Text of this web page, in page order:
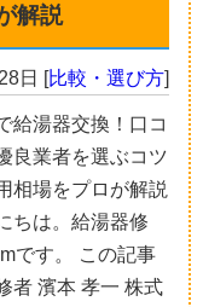
解説
日 [比較・選び方]
給湯器交換！口コ
良業者を選ぶコツ
相場をプロが解説
ちは。給湯器修
です。 この記事
者 濱本 孝一 株式